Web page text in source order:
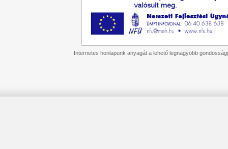
Internetes honlapunk anyagát a lehető legnagyobb